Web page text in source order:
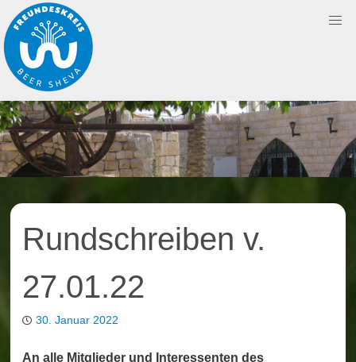
Skip
to
content
Rundschreiben v.
27.01.22
30. Januar 2022
An alle Mitglieder und Interessenten des